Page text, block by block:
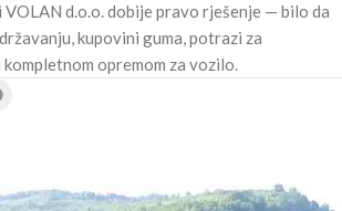
VOLAN d.o.o. dobije pravo rješenje — bilo da
kupovini guma, potrazi za
opremom za vozilo.